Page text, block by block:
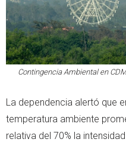
Contingencia Ambiental en
La dependencia alertó que
temperatura ambiente
relativa del 70% la